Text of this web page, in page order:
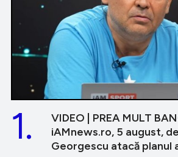
VIDEO | PREA MULT
iAMnews.ro, 5 august,
Georgescu atacă planul
1.